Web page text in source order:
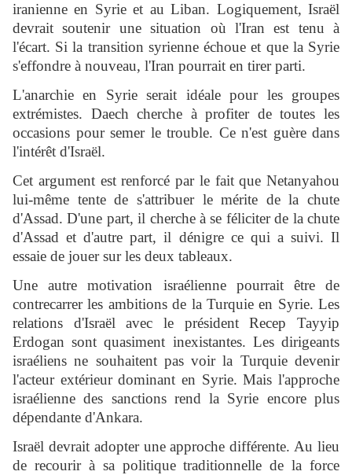
iranienne en Syrie et au Liban. Logiquement, Israël
devrait soutenir une situation où l'Iran est tenu à
l'écart. Si la transition syrienne échoue et que la Syrie
s'effondre à nouveau, l'Iran pourrait en tirer parti.
L'anarchie en Syrie serait idéale pour les groupes
extrémistes. Daech cherche à profiter de toutes les
occasions pour semer le trouble. Ce n'est guère dans
l'intérêt d'Israël.
Cet argument est renforcé par le fait que Netanyahou
lui-même tente de s'attribuer le mérite de la chute
d'Assad. D'une part, il cherche à se féliciter de la chute
d'Assad et d'autre part, il dénigre ce qui a suivi. Il
essaie de jouer sur les deux tableaux.
Une autre motivation israélienne pourrait être de
contrecarrer les ambitions de la Turquie en Syrie. Les
relations d'Israël avec le président Recep Tayyip
Erdogan sont quasiment inexistantes. Les dirigeants
israéliens ne souhaitent pas voir la Turquie devenir
l'acteur extérieur dominant en Syrie. Mais l'approche
israélienne des sanctions rend la Syrie encore plus
dépendante d'Ankara.
Israël devrait adopter une approche différente. Au lieu
de recourir à sa politique traditionnelle de la force